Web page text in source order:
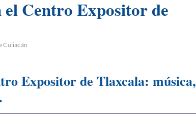
el Centro Expositor de
Culiacán
Expositor de Tlaxcala: música,